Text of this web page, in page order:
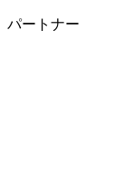
パートナー